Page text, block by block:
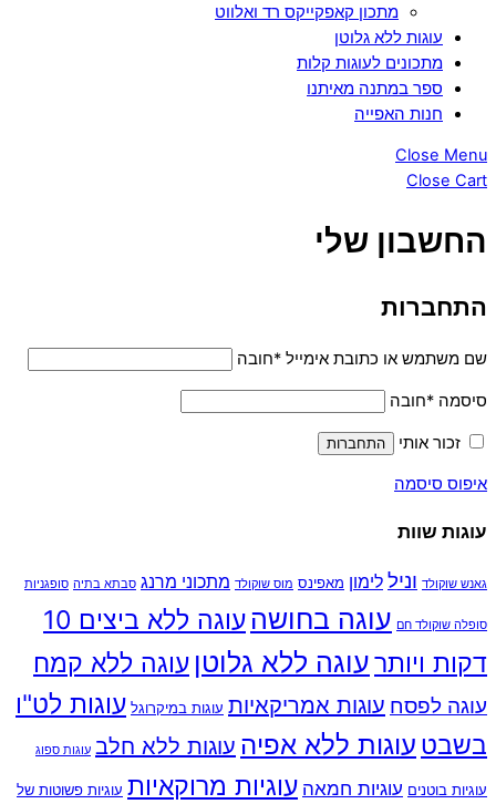
מתכון קאפקייקס רד ואלווט
עוגות ללא גלוטן
מתכונים לעוגות קלות
ספר במתנה מאיתנו
חנות האפייה
Close Menu
Close Cart
החשבון שלי
התחברות
שם משתמש או כתובת אימייל *חובה
סיסמה *חובה
זכור אותי התחברות
איפוס סיסמה
עוגות שוות
גאנש שוקולד וניל לימון מאפינס מוס שוקולד מתכוני מרנג סבתא בתיה סופגניות
סופלה שוקולד חם עוגה בחושה
עוגה ללא ביצים 10
דקות ויותרעוגה ללא גלוטן עוגה ללא קמח
עוגה לפסח עוגות אמריקאיות עוגות במיקרוגל עוגות לט"ו
בשבט עוגות ללא אפיה עוגות ללא חלב עוגות ספוג
עוגיות בוטנים עוגיות חמאה עוגיות מרוקאיות עוגיות פשוטות של